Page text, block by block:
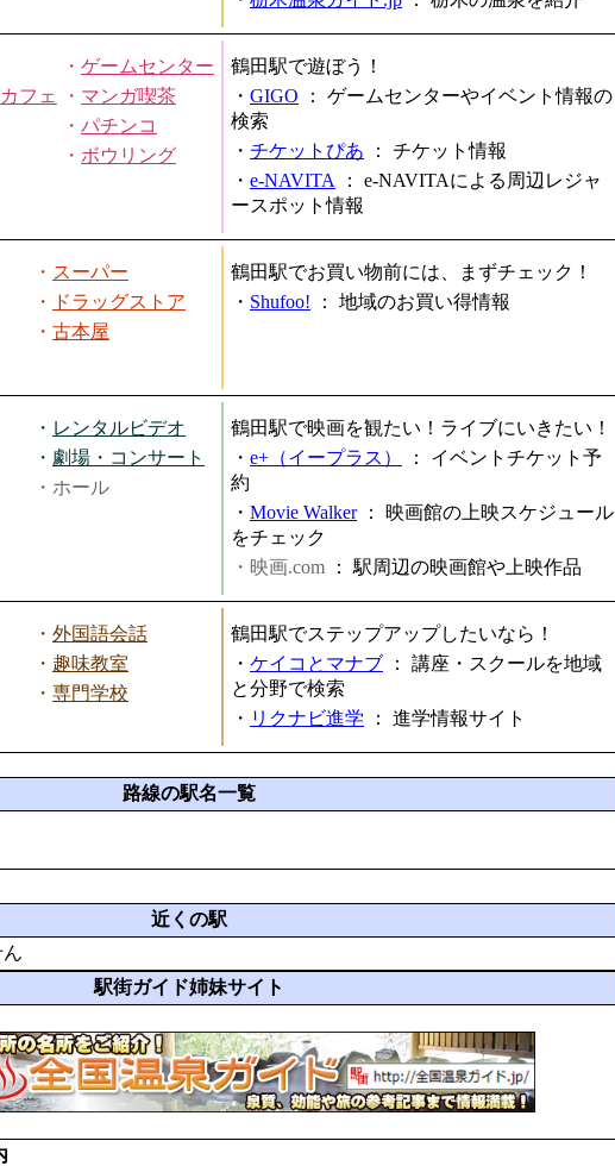
・ ゲームセンター
フェ ・ マンガ喫茶
・ パチンコ
・ ボウリング
鶴田駅で遊ぼう！
・ GIGO ： ゲームセンターやイベント情報の
検索
・ チケットぴあ ： チケット情報
・ e-NAVITA ： e-NAVITAによる周辺レジャ
ースポット情報
・ スーパー
・
ドラッグストア
・ 古本屋
鶴田駅でお買い物前には、まずチェック！
・ Shufoo! ： 地域のお買い得情報
・ レンタルビデオ
・ 劇場・コンサート
・ホール
鶴田駅で映画を観たい！ライブにいきたい！
・ e+（イープラス） ： イベントチケット予
約
・ Movie Walker： 映画館の上映スケジュール
をチェック
・映画.com ： 駅周辺の映画館や上映作品
・ 外国語会話
・ 趣味教室
・ 専門学校
鶴田駅でステップアップしたいなら！
・ ケイコとマナブ ： 講座・スクールを地域
と分野で検索
・ リクナビ進学 ： 進学情報サイト
路線の駅名一覧
近くの駅
駅街ガイド姉妹サイト